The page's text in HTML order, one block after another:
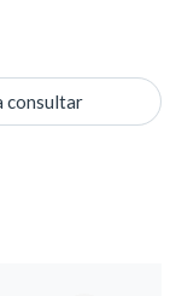
consultar